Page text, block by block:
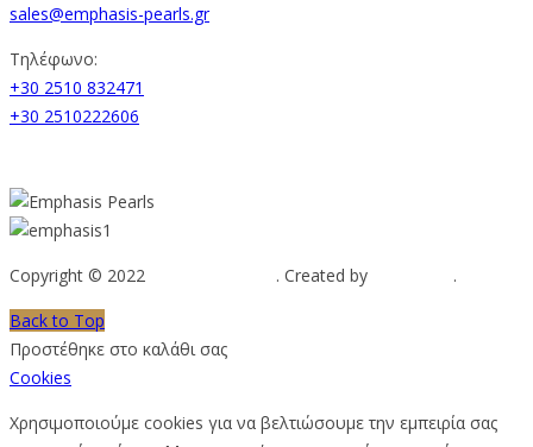
sales@emphasis-pearls.gr
Τηλέφωνο:
+30 2510 832471
+30 2510222606
Copyright © 2022 . Created by
.
Back to Top
Προστέθηκε στο καλάθι σας
Cookies
Χρησιμοποιούμε cookies για να βελτιώσουμε την εμπειρία σας